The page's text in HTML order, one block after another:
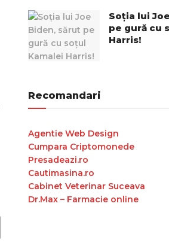
Soția lui
pe gură cu
Harris!
Recomandari
Agentie Web Design
Cumpara Criptomonede
Presadeazi.ro
Cautimasina.ro
Cabinet Veterinar Suceava
Dr.Max – Farmacie online